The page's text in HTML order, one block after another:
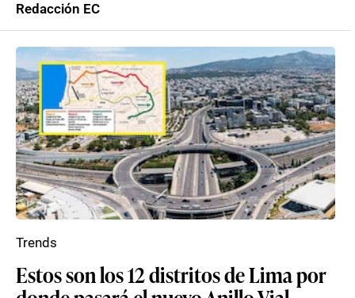
Redacción EC
Estos son los 12 distritos de Lima por
Trends